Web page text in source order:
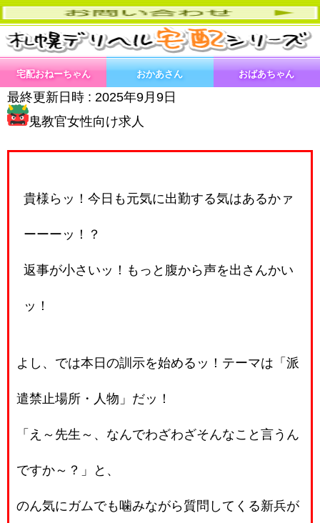
宅配おねーちゃん おかあさん おばあちゃん
最終更新日時 : 2025年9月9日
鬼教官女性向け求人
貴様らッ！今日も元気に出勤する気はあるかァ
ーーーッ！？
返事が小さいッ！もっと腹から声を出さんかい
ッ！
よし、では本日の訓示を始めるッ！テーマは「派
遣禁止場所・人物」だッ！
「え～先生～、なんでわざわざそんなこと言うん
ですか～？」と、
のん気にガムでも噛みながら質問してくる新兵が